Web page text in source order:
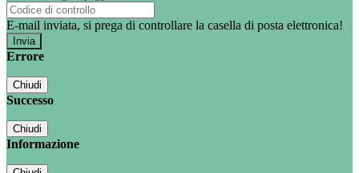
E-mail inviata, si prega di controllare la casella di posta elettronica!
Errore
Chiudi
Successo
Chiudi
Informazione